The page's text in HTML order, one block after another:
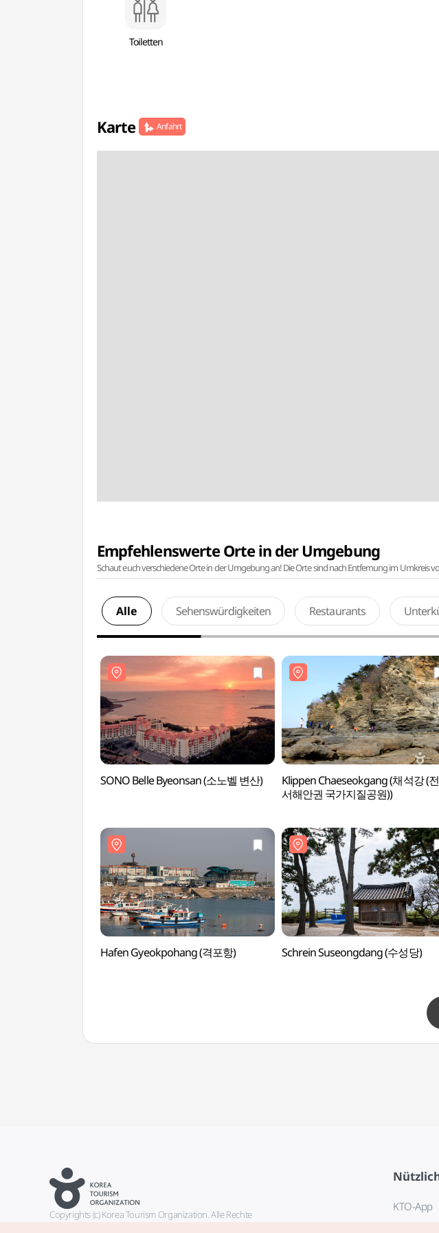
Toiletten
Karte Anfahrt
Empfehlenswerte Orte in der Umgebung
Schaut euch verschiedene Orte in der Umgebung an! Die Orte sind nach Entfernung im Umkreis
Alle Sehenswürdigkeiten Restaurants
SONO Belle Byeonsan (소노벨 변산)
Klippen Chaeseokgang (채석강 (
서해안권 국가지질공원))
Hafen Gyeokpohang (격포항) Schrein Suseongdang (수성당)
KTO-App
Copyrights (c) Korea Tourism Organization. Alle Rechte